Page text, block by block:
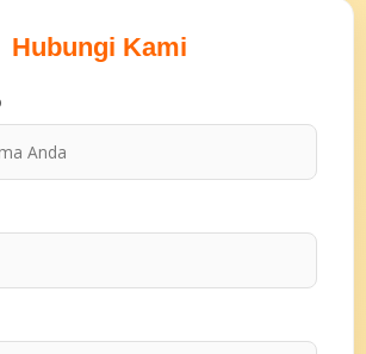
Hubungi Kami